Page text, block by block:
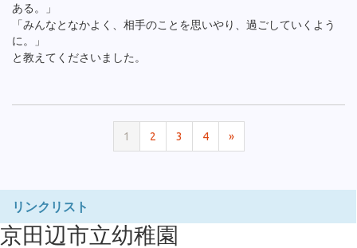
ある。」
「みんなとなかよく、相手のことを思いやり、過ごしていくよう
に。」
と教えてくださいました。
1 2 3 4 »
リンクリスト
京田辺市立幼稚園